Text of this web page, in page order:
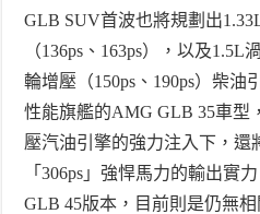
GLB SUV首波也將規劃出
（136ps 、 163ps），以及1.5L
輪增壓（150ps 、 190ps）柴油
性能旗艦的AMG GLB 35車型
壓汽油引擎的強力注入下，還
「306ps 」強悍馬力的輸出實
GLB 45版本，目前則是仍無